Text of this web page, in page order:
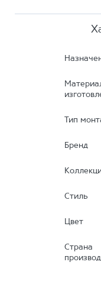
Тип
Бренд
Стиль
Цвет
Страна